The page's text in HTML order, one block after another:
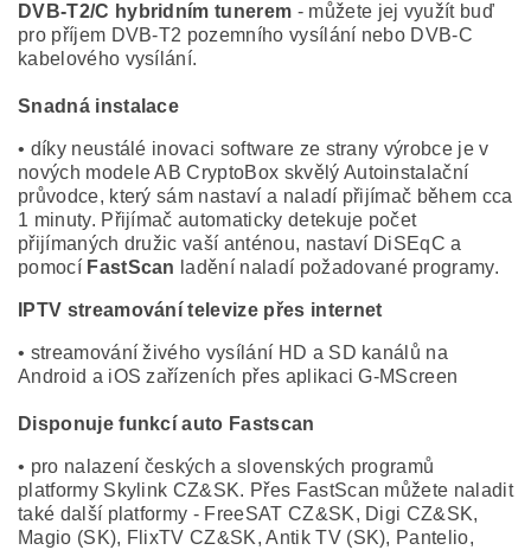
DVB-T2/C hybridním tunerem - můžete jej využít buď
pro příjem DVB-T2 pozemního vysílání nebo DVB-C
kabelového vysílání.
Snadná instalace
• díky neustálé inovaci software ze strany výrobce je v
nových modele AB CryptoBox skvělý Autoinstalační
průvodce, který sám nastaví a naladí přijímač během cca
1 minuty. Přijímač automaticky detekuje počet
přijímaných družic vaší anténou, nastaví DiSEqC a
pomocí FastScan ladění naladí požadované programy.
IPTV streamování televize přes internet
• streamování živého vysílání HD a SD kanálů na
Android a iOS zařízeních přes aplikaci G-MScreen
Disponuje funkcí auto Fastscan
• pro nalazení českých a slovenských programů
platformy Skylink CZ&SK. Přes FastScan můžete naladit
také další platformy - FreeSAT CZ&SK, Digi CZ&SK,
Magio (SK), FlixTV CZ&SK, Antik TV (SK), Pantelio,